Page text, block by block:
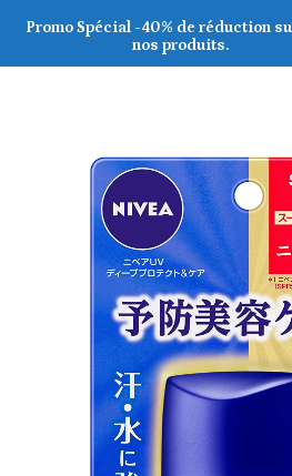
Promo Spécial -40% de réduction
nos produits.